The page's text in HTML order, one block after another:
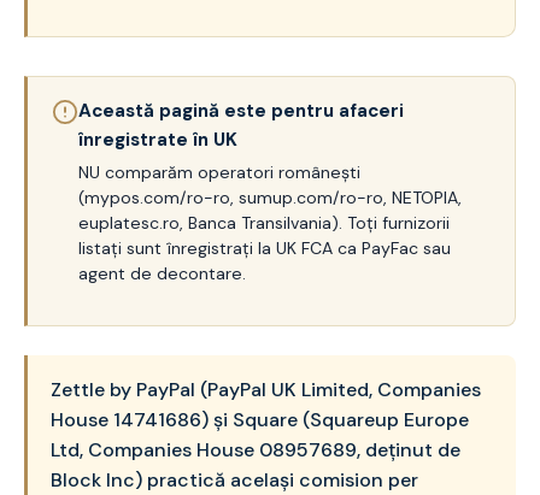
Această pagină este pentru afaceri
înregistrate în UK
NU comparăm operatori românești
(mypos.com/ro-ro, sumup.com/ro-ro, NETOPIA,
euplatesc.ro, Banca Transilvania). Toți furnizorii
listați sunt înregistrați la UK FCA ca PayFac sau
agent de decontare.
Zettle by PayPal (PayPal UK Limited, Companies
House 14741686) și Square (Squareup Europe
Ltd, Companies House 08957689, deținut de
Block Inc) practică același comision per